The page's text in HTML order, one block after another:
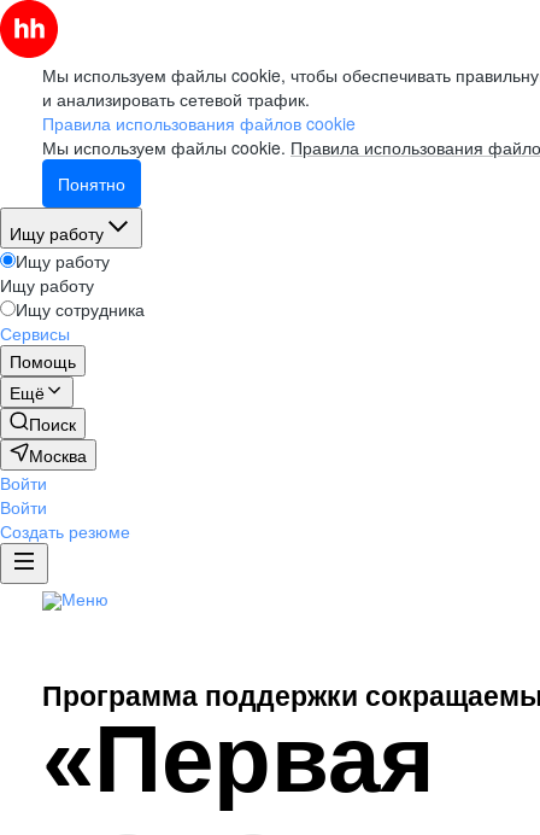
Мы используем файлы cookie, чтобы обеспечивать
и анализировать сетевой трафик.
Правила использования файлов cookie
Мы используем файлы cookie. Правила использования
Понятно
Ищу работу
Ищу работу
Ищу работу
Ищу сотрудника
Сервисы
Помощь
Ещё
Поиск
Москва
Войти
Войти
Создать резюме
HRspace - подбор сотрудников
Рекламные продукты
Clickme: продвижение
Программа поддержки
«Первая